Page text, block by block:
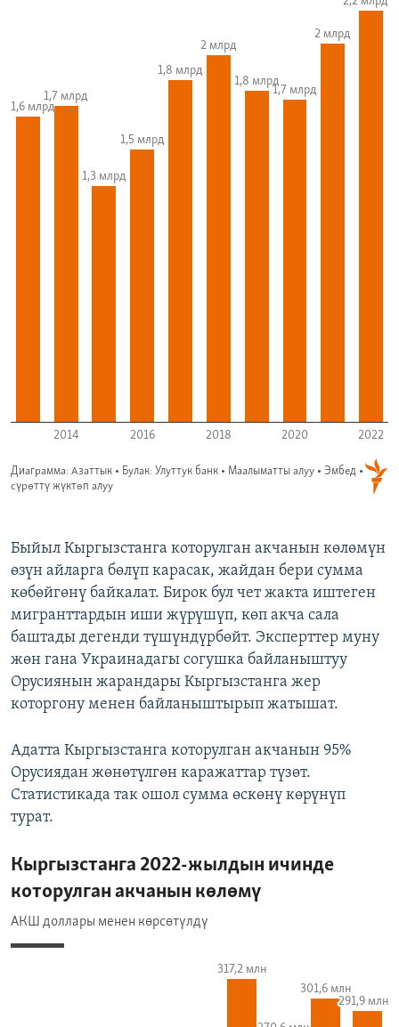
Быйыл Кыргызстанга которулган акчанын көлөмүн
өзүн айларга бөлүп карасак, жайдан бери сумма
көбөйгөнү байкалат. Бирок бул чет жакта иштеген
мигранттардын иши жүрүшүп, көп акча сала
баштады дегенди түшүндүрбөйт. Эксперттер муну
жөн гана Украинадагы согушка байланыштуу
Орусиянын жарандары Кыргызстанга жер
которгону менен байланыштырып жатышат.
Адатта Кыргызстанга которулган акчанын 95%
Орусиядан жөнөтүлгөн каражаттар түзөт.
Статистикада так ошол сумма өскөнү көрүнүп
турат.